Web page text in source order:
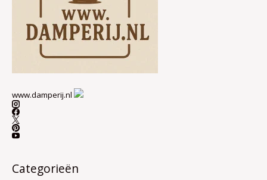
www.damperij.nl
Categorieën